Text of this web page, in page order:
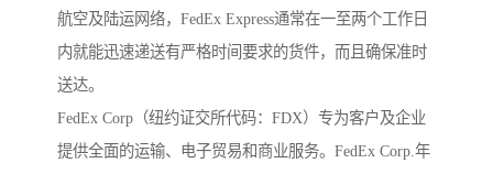
航空及陆运网络，FedEx Express通常在一至两个工作日
内就能迅速递送有严格时间要求的货件，而且确保准时
送达。
FedEx Corp（纽约证交所代码：FDX）专为客户及企业
提供全面的运输、电子贸易和商业服务。FedEx Corp.年